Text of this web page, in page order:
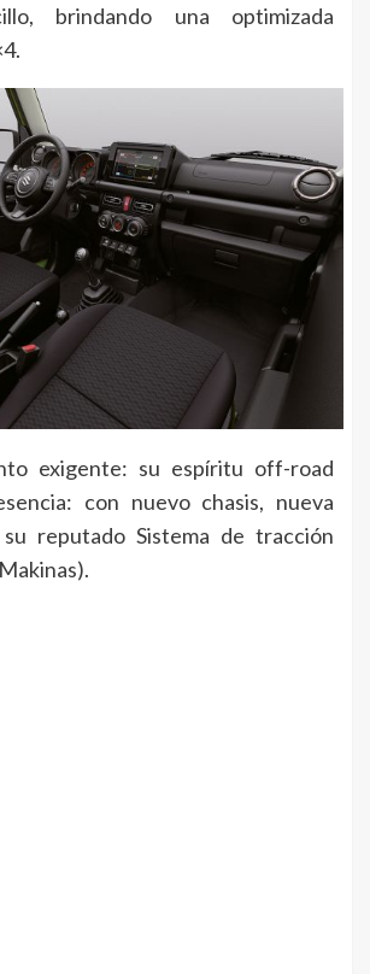
brindando una optimizada
exigente: su espíritu off-road
con nuevo chasis, nueva
reputado Sistema de tracción